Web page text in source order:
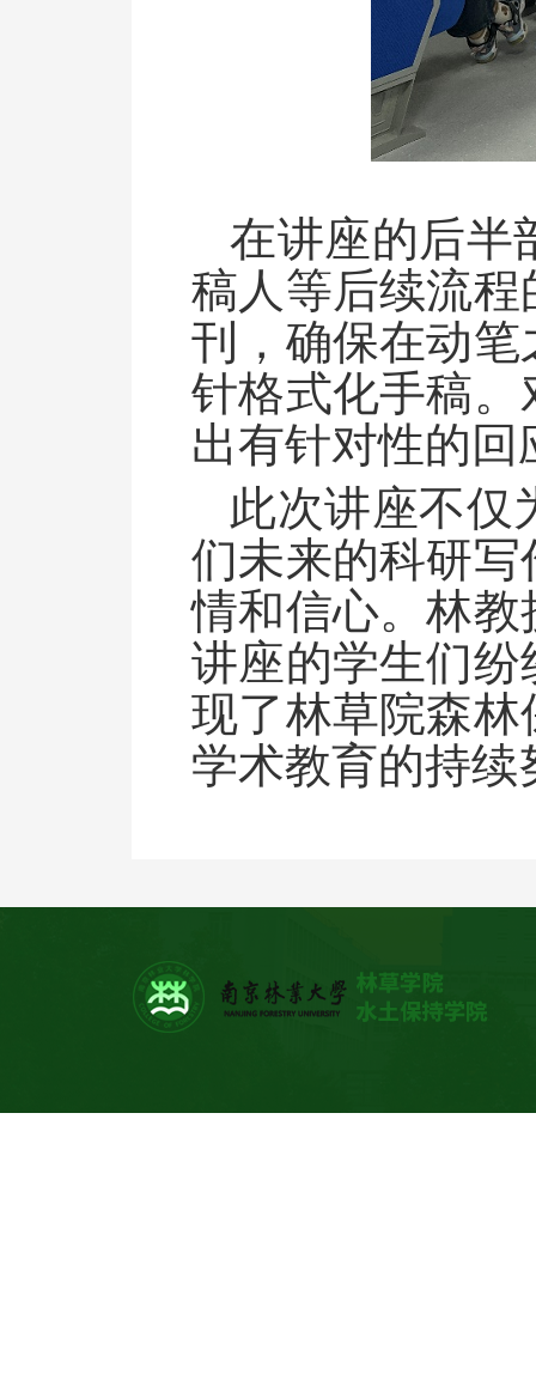
在讲座的后半
稿人等后续流
刊，确保在动
针格式化手稿
出有针对性的回
此次讲座不仅
们未来的科研
情和信心。林
讲座的学生们
现了林草院森
学术教育的持